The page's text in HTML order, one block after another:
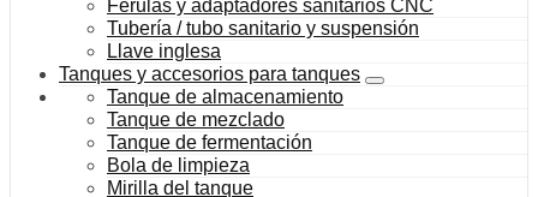
Férulas y adaptadores sanitarios CNC
Tubería / tubo sanitario y suspensión
Llave inglesa
Tanques y accesorios para tanques
Tanque de almacenamiento
Tanque de mezclado
Tanque de fermentación
Bola de limpieza
Mirilla del tanque